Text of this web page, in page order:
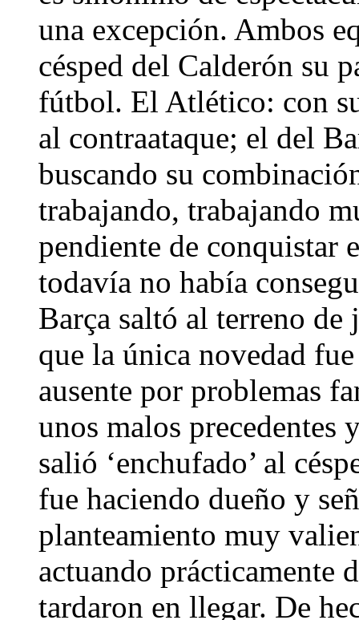
una excepción. Ambos
césped del Calderón su
fútbol. El Atlético: con
al contraataque; el del
buscando su
trabajando, trabajando
pendiente de conquistar
todavía no había
Barça saltó al terreno de
que la única novedad
ausente por problemas
unos malos
salió ‘enchufado’ al
fue haciendo dueño y
planteamiento muy
actuando prácticamente
tardaron en llegar. De